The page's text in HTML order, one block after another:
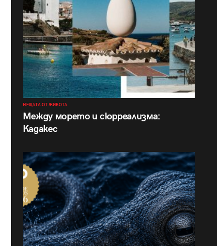
НЕЩАТА ОТ ЖИВОТА
Между морето и сюрреализма:
Кадакес